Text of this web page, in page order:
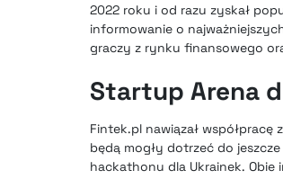
2022 roku i od razu zyskał
informowanie o
graczy z rynku finansowego
Startup Arena
Fintek.pl nawiązał
będą mogły dotrzeć do
hackathonu dla Ukrainek. Obie